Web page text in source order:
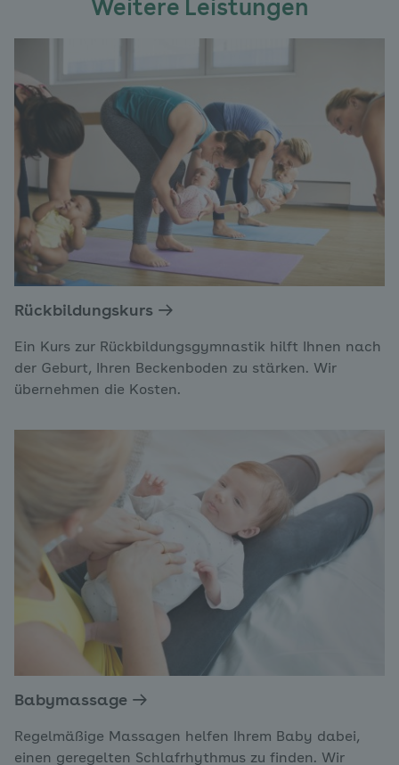
Weitere Leistungen
Rückbildungskurs
Ein Kurs zur Rückbildungsgymnastik hilft Ihnen nach
der Geburt, Ihren Beckenboden zu stärken. Wir
übernehmen die Kosten.
Babymassage
Regelmäßige Massagen helfen Ihrem Baby dabei,
einen geregelten Schlafrhythmus zu finden. Wir